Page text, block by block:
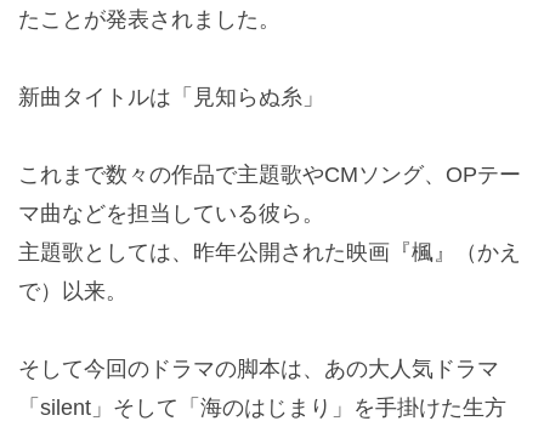
たことが発表されました。
新曲タイトルは「見知らぬ糸」
これまで数々の作品で主題歌やCMソング、OPテー
マ曲などを担当している彼ら。
主題歌としては、昨年公開された映画『楓』（かえ
で）以来。
そして今回のドラマの脚本は、あの大人気ドラマ
「silent」そして「海のはじまり」を手掛けた生方